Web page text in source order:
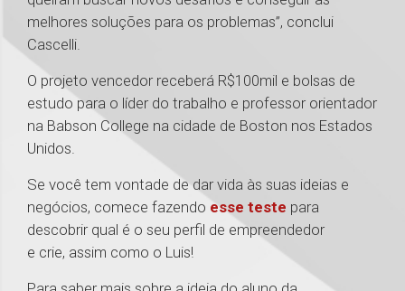
melhores soluções para os problemas”, conclui
Cascelli.
O projeto vencedor receberá R$100mil e bolsas de
estudo para o líder do trabalho e professor orientador
na Babson College na cidade de Boston nos Estados
Unidos.
Se você tem vontade de dar vida às suas ideias e
negócios, comece fazendo esse teste para
descobrir qual é o seu perfil de empreendedor
e crie, assim como o Luis!